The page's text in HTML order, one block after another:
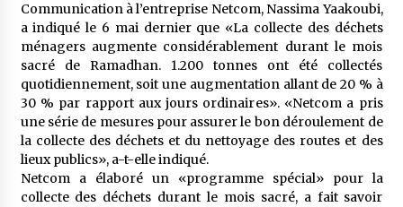
Communication à l’entreprise Netcom, Nassima Yaakoubi,
a indiqué le 6 mai dernier que «La collecte des déchets
ménagers augmente considérablement durant le mois
sacré de Ramadhan. 1.200 tonnes ont été collectés
quotidiennement, soit une augmentation allant de 20 % à
30 % par rapport aux jours ordinaires». «Netcom a pris
une série de mesures pour assurer le bon déroulement de
la collecte des déchets et du nettoyage des routes et des
lieux publics», a-t-elle indiqué.
Netcom a élaboré un «programme spécial» pour la
collecte des déchets durant le mois sacré, a fait savoir